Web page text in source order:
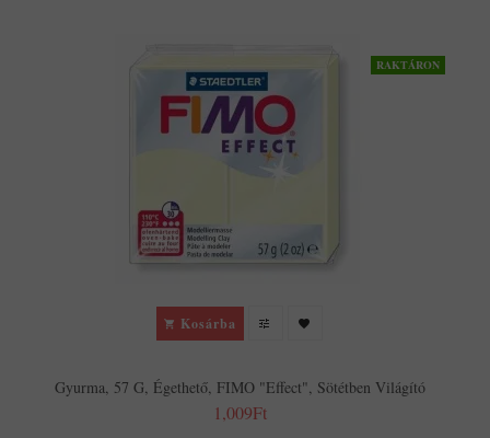
RAKTÁRON
Kosárba
Gyurma, 57 G, Égethető, FIMO "Effect", Sötétben Világító
1,009Ft